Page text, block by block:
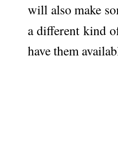
will also make
a different kind
have them